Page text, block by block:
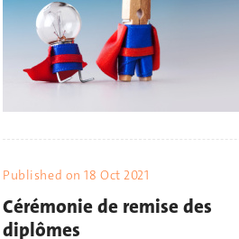
Published on18 Oct 2021
Cérémonie de remise des
diplômes